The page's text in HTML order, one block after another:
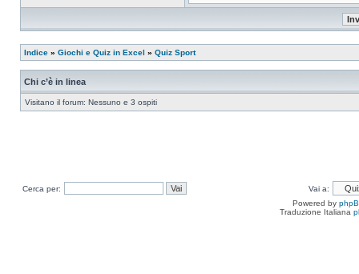
Indice » Giochi e Quiz in Excel » Quiz Sport
Chi c’è in linea
Visitano il forum: Nessuno e 3 ospiti
Cerca per:
Vai a:
Powered by
Traduzione Italiana